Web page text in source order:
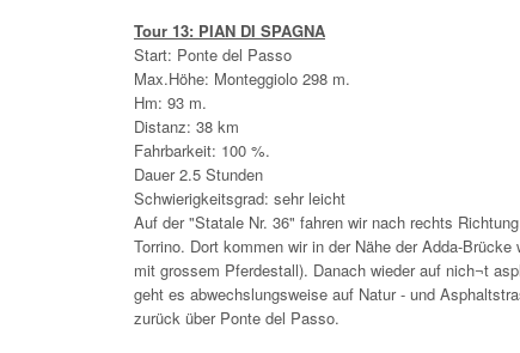
Tour 13: PIAN DI SPAGNA
Start: Ponte del Passo
Max.Höhe: Monteggiolo 298 m.
Hm: 93 m.
Distanz: 38 km
Fahrbarkeit: 100 %.
Dauer 2.5 Stunden
Schwierigkeitsgrad: sehr leicht
Auf der "Statale Nr. 36" fahren wir nach rechts
Torrino. Dort kommen wir in der Nähe der Adda-
mit grossem Pferdestall). Danach wieder auf nich¬t
geht es abwechslungsweise auf Natur - und
zurück über Ponte del Passo.